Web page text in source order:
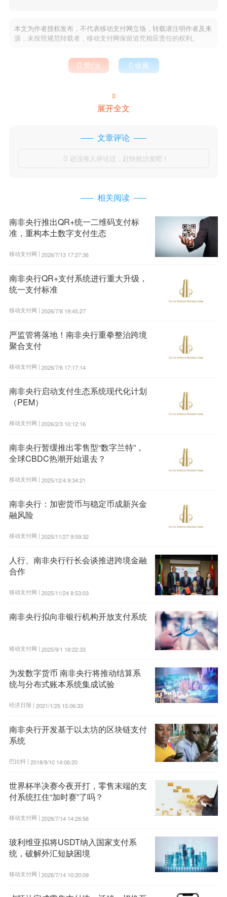
本文为作者授权发布，不代表移动支付网立场，转载请注明作者及来
源，未按照规范转载者，移动支付网保留追究相应责任的权利。
 赞()  收藏

展开全文
文章评论
 还没有人评论过，赶快抢沙发吧！
相关阅读
南非央行推出QR+统一二维码支付标
准，重构本土数字支付生态
移动支付网 | 2026/7/13 17:27:36
南非央行QR+支付系统进行重大升级，
统一支付标准
移动支付网 | 2026/7/8 19:45:27
严监管将落地！南非央行重拳整治跨境
聚合支付
移动支付网 | 2026/7/6 17:17:14
南非央行启动支付生态系统现代化计划
（PEM）
移动支付网 | 2026/2/3 10:12:16
南非央行暂缓推出零售型“数字兰特”，
全球CBDC热潮开始退去？
移动支付网 | 2025/12/4 9:34:21
南非央行：加密货币与稳定币成新兴金
融风险
移动支付网 | 2025/11/27 9:59:32
人行、南非央行行长会谈推进跨境金融
合作
移动支付网 | 2025/11/24 8:53:03
南非央行拟向非银行机构开放支付系统
移动支付网 | 2025/9/1 18:22:33
为发数字货币 南非央行将推动结算系
统与分布式账本系统集成试验
经济日报 | 2021/1/25 15:06:33
南非央行开发基于以太坊的区块链支付
系统
巴比特 | 2018/9/10 14:06:20
世界杯半决赛今夜开打，零售末端的支
付系统扛住“加时赛”了吗？
移动支付网 | 2026/7/14 14:26:56
玻利维亚拟将USDT纳入国家支付系
统，破解外汇短缺困境
移动支付网 | 2026/7/14 10:20:09